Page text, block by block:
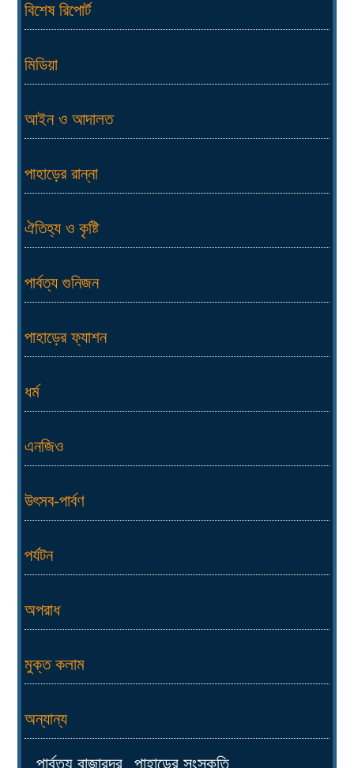
বিশেষ রিপোর্ট
মিডিয়া
আইন ও আদালত
পাহাড়ের রান্না
ঐতিহ্য ও কৃষ্টি
পার্বত্য গুনিজন
পাহাড়ের ফ্যাশন
ধর্ম
এনজিও
উৎসব-পার্বণ
পর্যটন
অপরাধ
মুক্ত কলাম
অন্যান্য
পার্বত্য বাজারদর পাহাড়ের সংস্কৃতি